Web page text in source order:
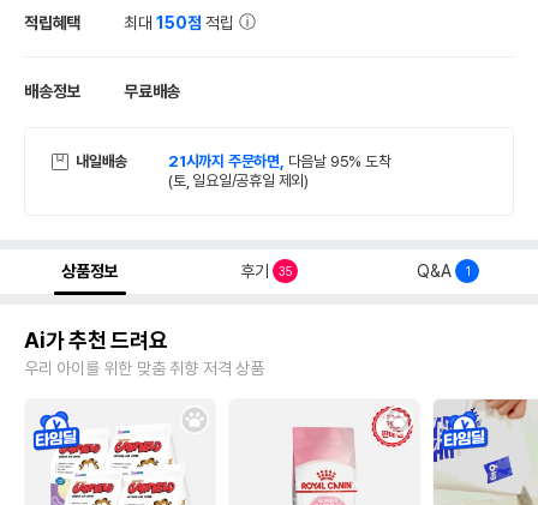
적립혜택 최대150점 적립
배송정보 무료배송
내일배송 21시까지 주문하면, 다음날 95% 도착
(토, 일요일/공휴일 제외)
상품정보 후기 35 Q&A 1
Ai가 추천 드려요
우리 아이를 위한 맞춤 취향 저격 상품